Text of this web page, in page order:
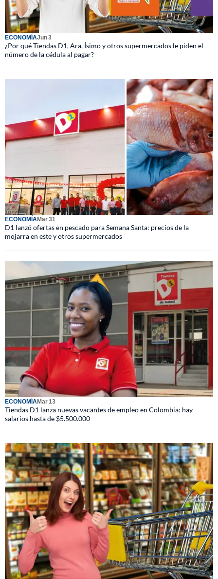
ECONOMÍAJun 3
¿Por qué Tiendas D1, Ara, Ísimo y otros supermercados le piden el
número de la cédula al pagar?
ECONOMÍAMar 31
D1 lanzó ofertas en pescado para Semana Santa: precios de la
mojarra en este y otros supermercados
ECONOMÍAMar 13
Tiendas D1 lanza nuevas vacantes de empleo en Colombia: hay
salarios hasta de $5.500.000